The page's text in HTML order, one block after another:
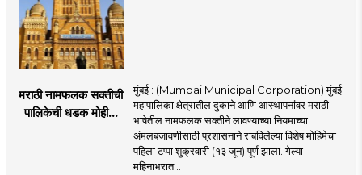
मराठी नामफलक सक्तीची
पालिकेची धडक मोहीम;
मुंबई : (Mumbai Municipal Corporation) मुंबई
महापालिका क्षेत्रातील दुकाने आणि आस्थापनांवर मराठी
भाषेतील नामफलक सक्तीने लावण्याच्या नियमाच्या
अंमलबजावणीसाठी प्रशासनाने राबविलेल्या विशेष मोहिमेचा
पहिला टप्पा शुक्रवारी (१३ जून) पूर्ण झाला. गेल्या
महिनाभरात ..